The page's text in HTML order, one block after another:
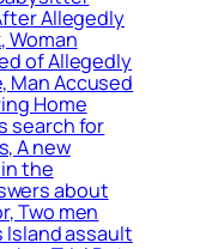
Allegedly
Woman
of Allegedly
Man Accused
Home
search for
A new
the
about
Two men
Island assault